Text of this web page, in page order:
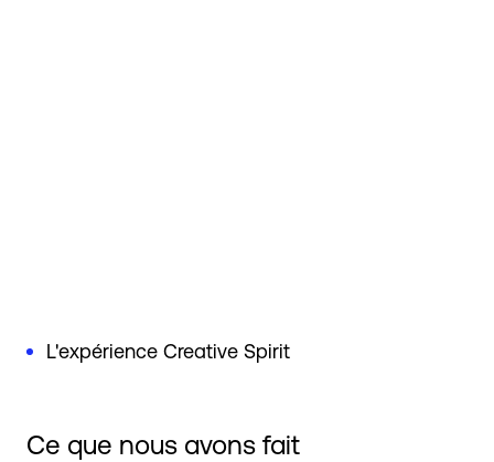
L'expérience Creative Spirit
Ce que nous avons fait